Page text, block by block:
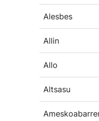
Alesbes
Allin
Allo
Altsasu